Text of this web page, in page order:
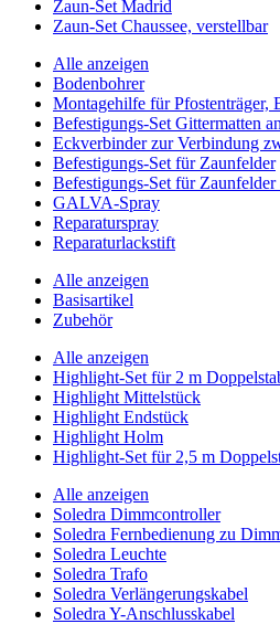
Zaun-Set Madrid
Zaun-Set Chaussee, verstellbar
Alle anzeigen
Bodenbohrer
Montagehilfe für Pfostenträger,
Befestigungs-Set Gittermatten
Eckverbinder zur Verbindung
Befestigungs-Set für Zaunfelder
Befestigungs-Set für
GALVA-Spray
Reparaturspray
Reparaturlackstift
Alle anzeigen
Basisartikel
Zubehör
Alle anzeigen
Highlight-Set für 2 m
Highlight Mittelstück
Highlight Endstück
Highlight Holm
Highlight-Set für 2,5 m
Alle anzeigen
Soledra Dimmcontroller
Soledra Fernbedienung zu
Soledra Leuchte
Soledra Trafo
Soledra Verlängerungskabel
Soledra Y-Anschlusskabel